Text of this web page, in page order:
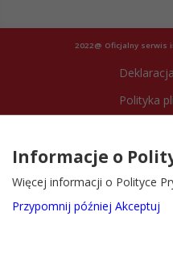
2022@ Oficjalny serwis
Polityka
Informacje o
Więcej informacji o Polityce
Przypomnij później Akceptuj